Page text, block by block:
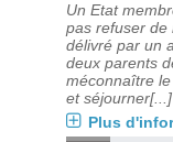
Un Etat
pas refuser de
délivré par un
deux parents
méconnaître
et séjourner[...]
Plus